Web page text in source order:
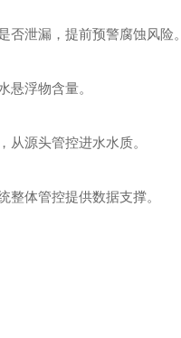
泄漏，提前预警腐蚀风险。
悬浮物含量。
源头管控进水水质。
体管控提供数据支撑。